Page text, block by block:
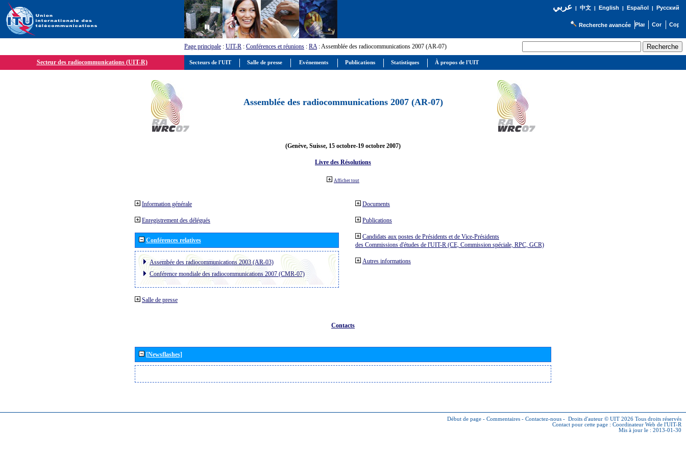
عربي| 中文| English | Español | Русский
Recherche avancée
Page principale : UIT-R : Conférences et réunions : RA: Assemblée des radiocommunications 2007 (AR-07)
Secteur des radiocommunications (UIT-R)
Assemblée des radiocommunications 2007 (AR-07)
(Genève, Suisse, 15 octobre-19 octobre 2007)
Livre des Résolutions
Afficher tout
Information générale
Enregistrement des délégués
Conférences relatives
Assembée des radiocommunications 2003 (AR-03)
Conférence mondiale des radiocommunications 2007 (CMR-07)
Salle de presse
Documents
Publications
Candidats aux postes de Présidents et de Vice-Présidents
des Commissions d'études de l'UIT-R (CE, Commission spéciale, RPC, GCR)
Autres informations
Contacts
[Newsflashes]
Début de page - Commentaires - Contactez-nous - Droits d'auteur © UIT 2026 Tous droits réservés
Contact pour cette page : Coordinateur Web de l'UIT-R
Mis à jour le : 2013-01-30
Secteurs de l'UIT Salle de presse Evénements Publications Statistiques À propos de l'UIT